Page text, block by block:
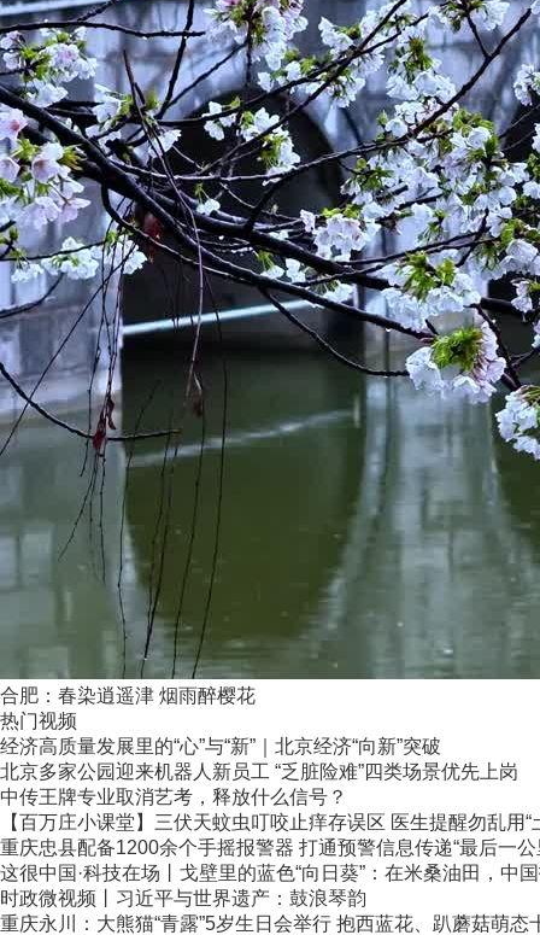
合肥：春染逍遥津 烟雨醉樱花
热门视频
经济高质量发展里的“心”与“新”｜北京经济“向新”突破
北京多家公园迎来机器人新员工 “乏脏险难”四类场景优先上岗
中传王牌专业取消艺考，释放什么信号？
【百万庄小课堂】三伏天蚊虫叮咬止痒存误区 医生提醒勿乱用“
重庆忠县配备1200余个手摇报警器 打通预警信息传递“最后一公
这很中国·科技在场丨戈壁里的蓝色“向日葵”：在米桑油田，中
时政微视频丨习近平与世界遗产：鼓浪琴韵
重庆永川：大熊猫“青露”5岁生日会举行 抱西蓝花、趴蘑菇萌态